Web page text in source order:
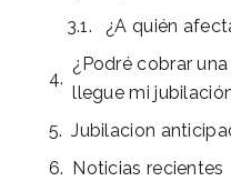
¿A quién
¿Podré cobrar
llegue mi
Jubilacion
Noticias recientes